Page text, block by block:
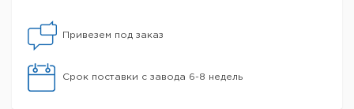
Привезем под заказ
Срок поставки с завода 6-8 недель